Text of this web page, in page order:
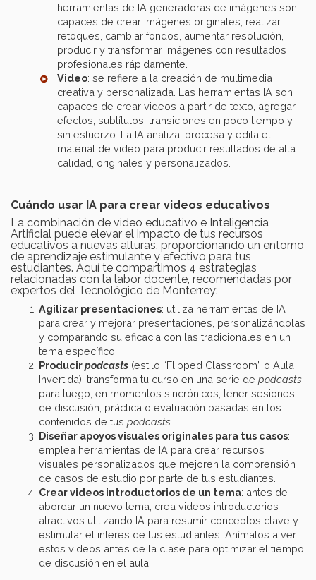
herramientas de IA generadoras de imágenes son
capaces de crear imágenes originales, realizar
retoques, cambiar fondos, aumentar resolución,
producir y transformar imágenes con resultados
profesionales rápidamente.
Video: se refiere a la creación de multimedia
creativa y personalizada. Las herramientas IA son
capaces de crear videos a partir de texto, agregar
efectos, subtítulos, transiciones en poco tiempo y
sin esfuerzo. La IA analiza, procesa y edita el
material de video para producir resultados de alta
calidad, originales y personalizados.
Cuándo usar IA para crear videos educativos
La combinación de video educativo e Inteligencia
Artificial puede elevar el impacto de tus recursos
educativos a nuevas alturas, proporcionando un entorno
de aprendizaje estimulante y efectivo para tus
estudiantes. Aquí te compartimos 4 estrategias
relacionadas con la labor docente, recomendadas por
expertos del Tecnológico de Monterrey:
Agilizar presentaciones: utiliza herramientas de IA
para crear y mejorar presentaciones, personalizándolas
y comparando su eficacia con las tradicionales en un
tema específico.
Producirpodcasts (estilo “Flipped Classroom” o Aula
Invertida): transforma tu curso en una serie de podcasts
para luego, en momentos sincrónicos, tener sesiones
de discusión, práctica o evaluación basadas en los
contenidos de tus podcasts
Diseñar apoyos visuales originales para tus casos:
emplea herramientas de IA para crear recursos
visuales personalizados que mejoren la comprensión
de casos de estudio por parte de tus estudiantes.
Crear videos introductorios de un tema: antes de
abordar un nuevo tema, crea videos introductorios
atractivos utilizando IA para resumir conceptos clave y
estimular el interés de tus estudiantes. Anímalos a ver
estos videos antes de la clase para optimizar el tiempo
de discusión en el aula.